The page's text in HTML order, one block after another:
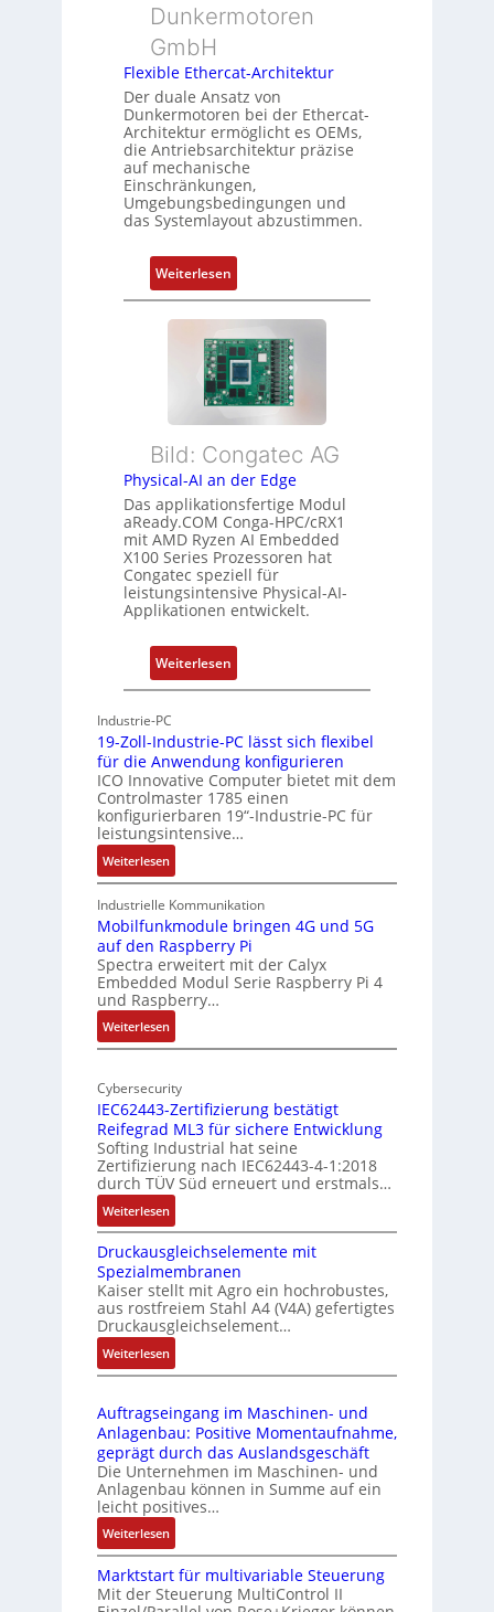
e
w
a
c
h
u
n
g
s
s
u
n
g
u
n
Z
u
s
t
a
n
d
ü
b
e
r
w
a
c
h
u
n
g
e
t
y
p
s
o
r
g
t
f
ü
r
m
e
h
r
i
s
t
u
n
g
Dunkermotoren
GmbH
Flexible Ethercat-Architektur
Der duale Ansatz von
Dunkermotoren bei der Ethercat-
Architektur ermöglicht es OEMs,
die Antriebsarchitektur präzise
auf mechanische
Einschränkungen,
Umgebungsbedingungen und
das Systemlayout abzustimmen.
Weiterlesen:
F
l
e
x
i
b
e
E
t
h
e
r
c
a
t
-
A
c
h
i
t
e
r
Bild: Congatec AG
Physical-AI an der Edge
Das applikationsfertige Modul
aReady.COM Conga-HPC/cRX1
mit AMD Ryzen AI Embedded
X100 Series Prozessoren hat
Congatec speziell für
leistungsintensive Physical-AI-
Applikationen entwickelt.
Weiterlesen:
P
s
i
c
a
I
a
n
d
E
g
e
Industrie-PC
19-Zoll-Industrie-PC lässt sich flexibel
für die Anwendung konfigurieren
ICO Innovative Computer bietet mit dem
Controlmaster 1785 einen
konfigurierbaren 19“-Industrie-PC für
leistungsintensive…
Weiterlesen:
1
9
-
Z
o
l
l
-
I
d
u
t
r
i
e
-
P
C
l
ä
s
s
s
c
h
f
l
e
x
i
b
Industrielle Kommunikation
Mobilfunkmodule bringen 4G und 5G
auf den Raspberry Pi
Spectra erweitert mit der Calyx
Embedded Modul Serie Raspberry Pi 4
und Raspberry…
Weiterlesen:
M
b
i
f
u
n
k
m
o
d
u
l
e
b
r
i
n
e
n
4
G
u
n
d
Cybersecurity
IEC62443-Zertifizierung bestätigt
Reifegrad ML3 für sichere Entwicklung
Softing Industrial hat seine
Zertifizierung nach IEC62443-4-1:2018
durch TÜV Süd erneuert und erstmals…
Weiterlesen:
I
E
C
6
2
4
4
3
Z
e
r
t
i
i
e
Druckausgleichselemente mit
Spezialmembranen
Kaiser stellt mit Agro ein hochrobustes,
aus rostfreiem Stahl A4 (V4A) gefertigtes
Druckausgleichselement…
Weiterlesen:
D
u
c
k
a
u
s
g
l
e
i
Auftragseingang im Maschinen- und
Anlagenbau: Positive Momentaufnahme,
geprägt durch das Auslandsgeschäft
Die Unternehmen im Maschinen- und
Anlagenbau können in Summe auf ein
leicht positives…
Weiterlesen:
A
u
f
Marktstart für multivariable Steuerung
Mit der Steuerung MultiControl II